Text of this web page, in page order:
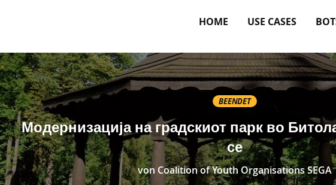
HOME USE CASES
BEENDET
Модернизација на градскиот парк во
се
von Coalition of Youth Organisations SEGA